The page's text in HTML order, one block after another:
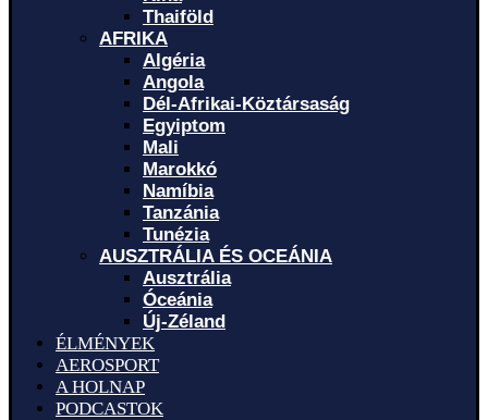
Thaiföld
AFRIKA
Algéria
Angola
Dél-Afrikai-Köztársaság
Egyiptom
Mali
Marokkó
Namíbia
Tanzánia
Tunézia
AUSZTRÁLIA ÉS OCEÁNIA
Ausztrália
Óceánia
Új-Zéland
ÉLMÉNYEK
AEROSPORT
A HOLNAP
PODCASTOK